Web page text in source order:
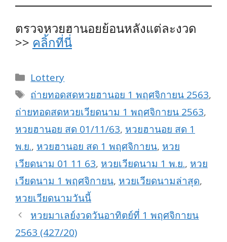
ตรวจหวยฮานอยย้อนหลังแต่ละงวด
>> คลิ้กที่นี่
Categories
Lottery
Tags
ถ่ายทอดสดหวยฮานอย 1 พฤศจิกายน 2563,
ถ่ายทอดสดหวยเวียดนาม 1 พฤศจิกายน 2563,
หวยฮานอย สด 01/11/63, หวยฮานอย สด 1
พ.ย., หวยฮานอย สด 1 พฤศจิกายน, หวย
เวียดนาม 01 11 63, หวยเวียดนาม 1 พ.ย., หวย
เวียดนาม 1 พฤศจิกายน, หวยเวียดนามล่าสุด,
หวยเวียดนามวันนี้
หวยมาเลย์งวดวันอาทิตย์ที่ 1 พฤศจิกายน
2563 (427/20)